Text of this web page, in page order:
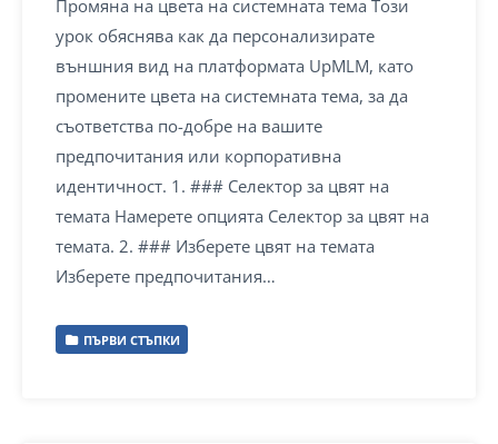
Промяна на цвета на системната тема Този
урок обяснява как да персонализирате
външния вид на платформата UpMLM, като
промените цвета на системната тема, за да
съответства по-добре на вашите
предпочитания или корпоративна
идентичност. 1. ### Селектор за цвят на
темата Намерете опцията Селектор за цвят на
темата. 2. ### Изберете цвят на темата
Изберете предпочитания…
ПЪРВИ СТЪПКИ